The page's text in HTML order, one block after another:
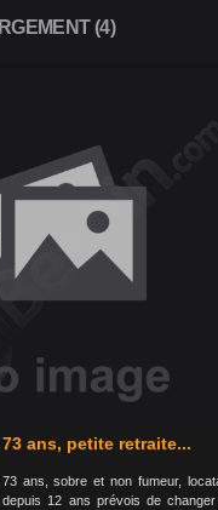
(4)
ans, petite retraite...
73 ans, sobre et non fumeur,
12 ans prévois de